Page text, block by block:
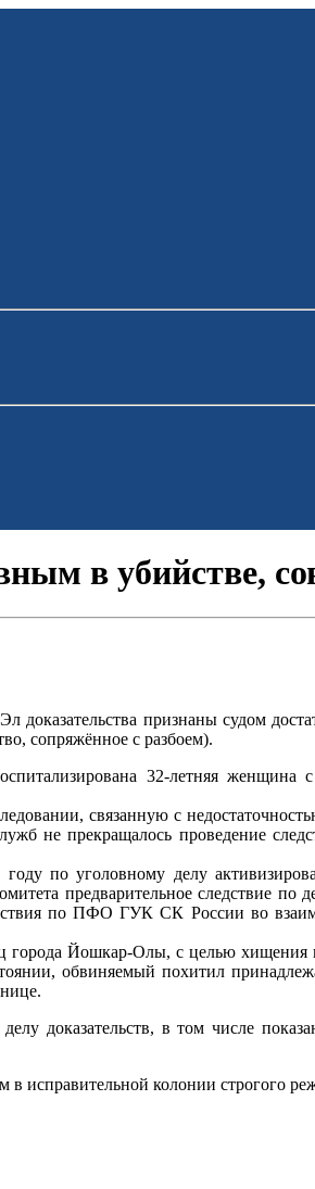
в убийстве,
признаны судом
сопряжённое с разбоем).
32-летняя женщина
связанную с
не прекращалось проведение
по уголовному делу
предварительное следствие по
по ПФО ГУК СК России во
города Йошкар-Олы, с целью
обвиняемый похитил
доказательств, в том числе
в исправительной колонии строгого